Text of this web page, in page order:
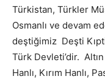
Türkistan, Türkler
Osmanlı ve devam
deştiğimiz Deşti
Türk Devleti’dir.
Hanlı, Kırım Hanlı,